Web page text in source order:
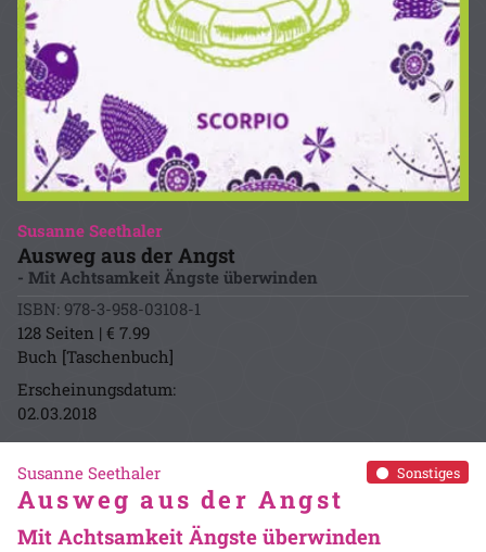
Susanne Seethaler
Ausweg aus der Angst
- Mit Achtsamkeit Ängste überwinden
ISBN: 978-3-958-03108-1
128 Seiten | € 7.99
Buch [Taschenbuch]
Erscheinungsdatum:
02.03.2018
Sonstiges
Susanne Seethaler
Ausweg aus der Angst
Mit Achtsamkeit Ängste überwinden